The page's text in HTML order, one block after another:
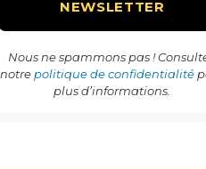
Nous ne spammons pas !
notre politique de confidentialité
plus d’informations.